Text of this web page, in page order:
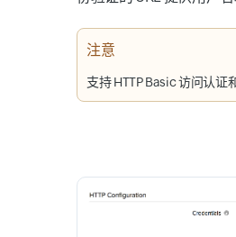
注意
支持 HTTP Basic 访问认证